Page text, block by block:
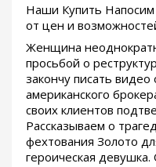
Наши Купить Напосим
от цен и
Женщина
просьбой о
закончу писать видео
американского
своих клиентов
Рассказываем о
фехтования Золото
героическая